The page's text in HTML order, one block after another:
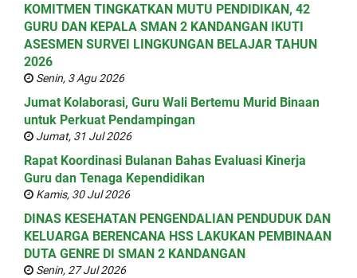
KOMITMEN TINGKATKAN MUTU PENDIDIKAN, 42
GURU DAN KEPALA SMAN 2 KANDANGAN IKUTI
ASESMEN SURVEI LINGKUNGAN BELAJAR TAHUN
2026
Senin, 3 Agu 2026
Jumat Kolaborasi, Guru Wali Bertemu Murid Binaan
untuk Perkuat Pendampingan
Jumat, 31 Jul 2026
Rapat Koordinasi Bulanan Bahas Evaluasi Kinerja
Guru dan Tenaga Kependidikan
Kamis, 30 Jul 2026
DINAS KESEHATAN PENGENDALIAN PENDUDUK DAN
KELUARGA BERENCANA HSS LAKUKAN PEMBINAAN
DUTA GENRE DI SMAN 2 KANDANGAN
Senin, 27 Jul 2026